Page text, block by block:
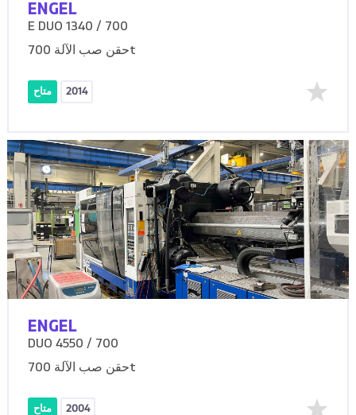
ENGEL
E DUO 1340 / 700
حقن صب الآلة 700t
متاح 2014
ENGEL
DUO 4550 / 700
حقن صب الآلة 700t
متاح 2004